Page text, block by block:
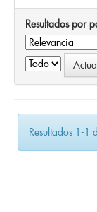
Resultados por
Resultados 1-1